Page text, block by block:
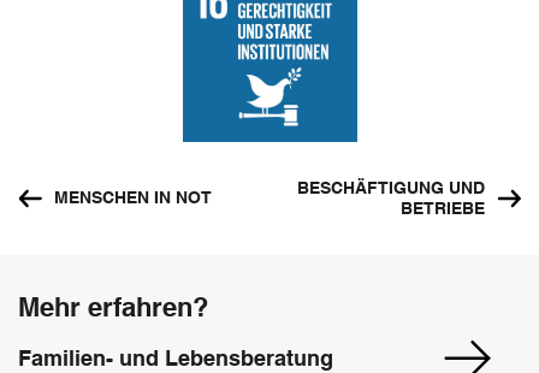
FooterMENSCHEN IN NOT
BESCHÄFTIGUNG UND
BETRIEBE
Mehr erfahren?
Familien- und Lebensberatung